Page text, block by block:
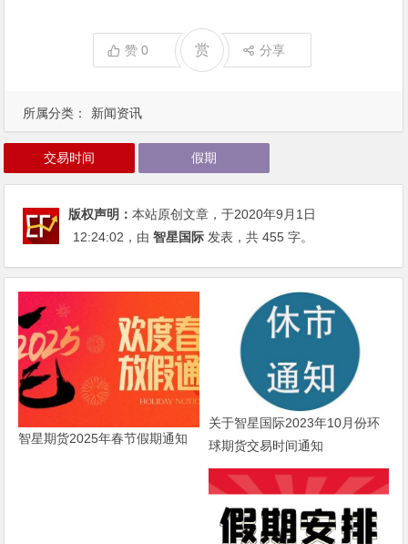
所属分类： 新闻资讯
赞0 赏 分享
交易时间 假期
版权声明：本站原创文章，于2020年9月1日
12:24:02 ，由智星国际 发表，共 455 字。
智星期货2025年春节假期通知
关于智星国际2023年10月份环
球期货交易时间通知